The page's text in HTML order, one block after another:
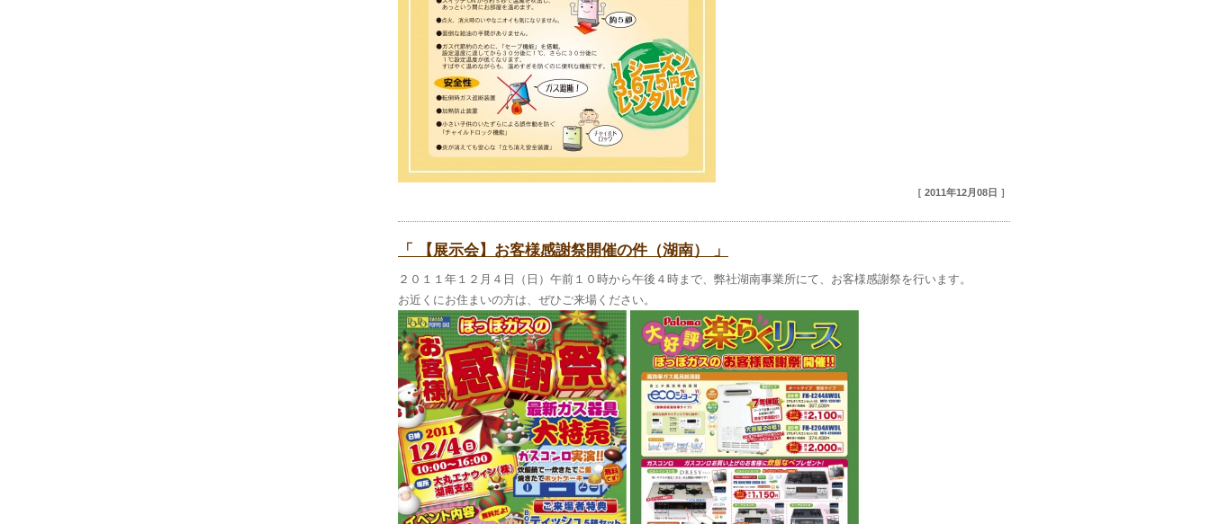
［ 2011年12月08日 ］
「 【展示会】お客様感謝祭開催の件（湖南） 」
２０１１年１２月４日（日）午前１０時から午後４時まで、弊社湖南事業所にて、お客様感謝祭を行います。
お近くにお住まいの方は、ぜひご来場ください。